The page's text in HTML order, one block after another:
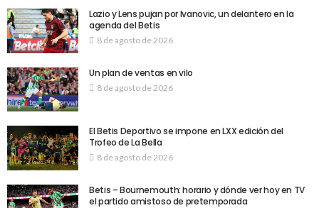
Lazio y Lens pujan por Ivanovic, un delantero en la
agenda del Betis
8 de agosto de 2026
Un plan de ventas en vilo
8 de agosto de 2026
El Betis Deportivo se impone en LXX edición del
Trofeo de La Bella
8 de agosto de 2026
Betis – Bournemouth: horario y dónde ver hoy en TV
el partido amistoso de pretemporada